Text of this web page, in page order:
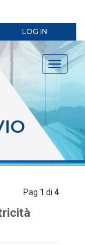
LOG IN
Toggle
Pag 1 di 4